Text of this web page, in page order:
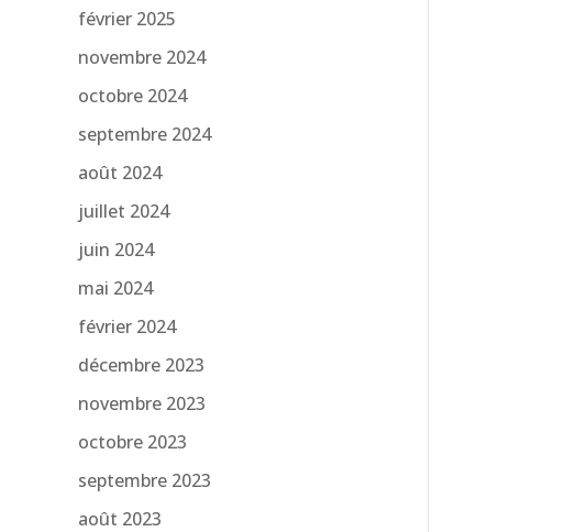
février 2025
novembre 2024
octobre 2024
septembre 2024
août 2024
juillet 2024
juin 2024
mai 2024
février 2024
décembre 2023
novembre 2023
octobre 2023
septembre 2023
août 2023